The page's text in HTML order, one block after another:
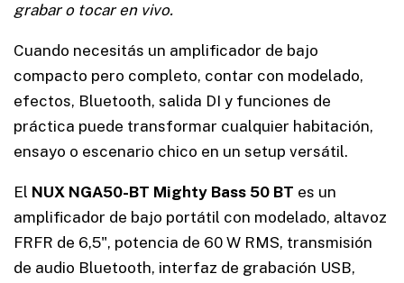
grabar o tocar en vivo.
Cuando necesitás un amplificador de bajo
compacto pero completo, contar con modelado,
efectos, Bluetooth, salida DI y funciones de
práctica puede transformar cualquier habitación,
ensayo o escenario chico en un setup versátil.
El NUX NGA50-BT Mighty Bass 50 BT es un
amplificador de bajo portátil con modelado, altavoz
FRFR de 6,5", potencia de 60 W RMS, transmisión
de audio Bluetooth, interfaz de grabación USB,